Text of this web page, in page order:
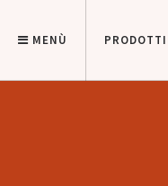
MENÙ PRODOTTI